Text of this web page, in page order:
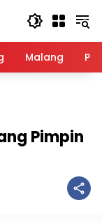
Malang
Pimpin